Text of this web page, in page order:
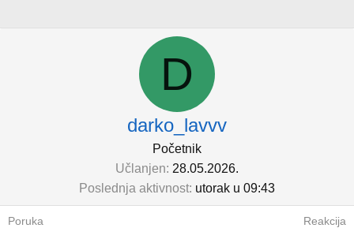
D
darko_lavvv
Početnik
Učlanjen 28.05.2026.
Poslednja aktivnost utorak u 09:43
Poruka Reakcija